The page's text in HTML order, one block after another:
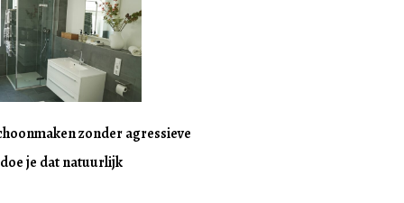
zonder agressieve
je dat natuurlijk